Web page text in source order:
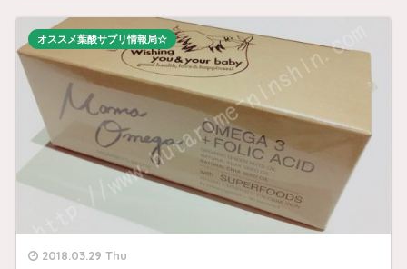
2018.03.29 Thu
オススメ葉酸サプリ情報局☆